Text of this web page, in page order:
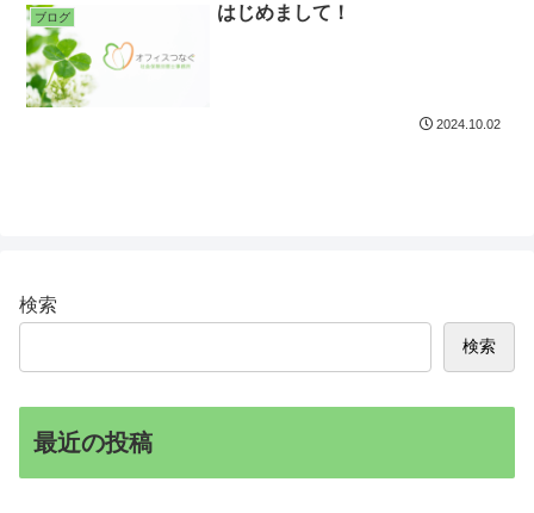
ブログ はじめまして！
2024.10.02
検索
検索
最近の投稿